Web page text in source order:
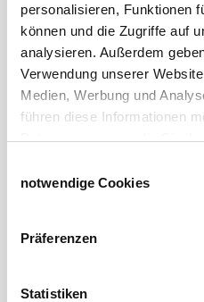
personalisieren, Funktionen
können und die Zugriffe auf
analysieren. Außerdem
Verwendung unserer
Medien, Werbung und
führen diese Informationen
Daten zusammen, die Sie
haben.
notwendige Cookies
Präferenzen
Statistiken
Tiere
Weideunterstand groß
Wasserversorgung für
Euronetz
Zubereitung
Tiere Landwirtschaft
Milchfieberprophylaxe
Saatgut für die Pferdeweide